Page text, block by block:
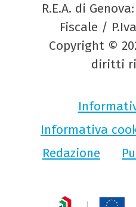
R.E.A. di
Fiscale /
Copyright ©
diritti
Informativa
Redazione